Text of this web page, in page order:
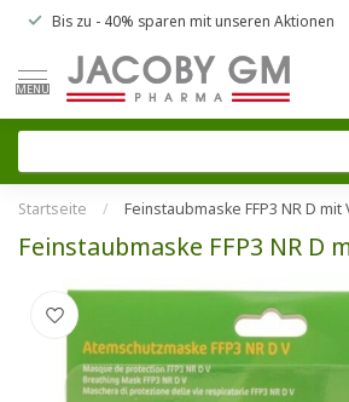
Bis zu - 40% sparen mit unseren Aktionen
MENU
Startseite / Feinstaubmaske FFP3 NR D mit
Feinstaubmaske FFP3 NR D